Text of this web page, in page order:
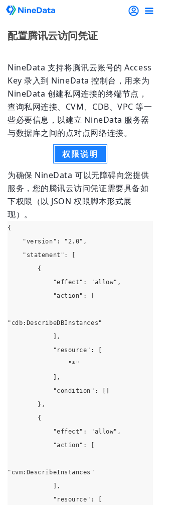
끀
配置腾讯云访问凭证
NineData 支持将腾讯云账号的 Access
Key 录入到 NineData 控制台，用来为
NineData 创建私网连接的终端节点，
查询私网连接、CVM、CDB、VPC 等一
些必要信息，以建立 NineData 服务器
与数据库之间的点对点网络连接。
权限说明
为确保 NineData 可以无障碍向您提供
服务，您的腾讯云访问凭证需要具备如
下权限（以 JSON 权限脚本形式展
现）。
{
    "version": "2.0",
    "statement": [
        {
            "effect": "allow",
            "action": [
"cdb:DescribeDBInstances"
            ],
            "resource": [
                "*"
            ],
            "condition": []
        },
        {
            "effect": "allow",
            "action": [
"cvm:DescribeInstances"
            ],
            "resource": [